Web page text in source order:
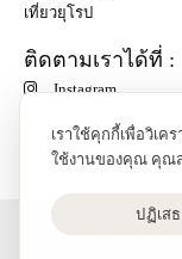
เราใช้คุกกี้เพื่อวิเคราะห์การเข้าชมและปรับปรุงประสบการณ์การ
ใช้งานของคุณ คุณ
ปฏิเสธ
เที่ยวยุโรป
ติดตามเราได้ที่ :
Instagram
O'Bon Paris - 148 rue